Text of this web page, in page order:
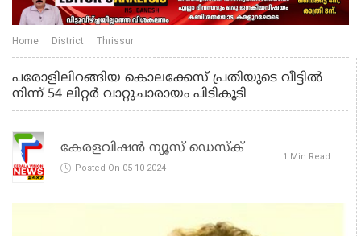
Home District Thrissur
പരോളിലിറങ്ങിയ കൊലക്കേസ് പ്രതിയുടെ വീട്ടിൽ
നിന്ന് 54 ലിറ്റർ വാറ്റുചാരായം പിടികൂടി
കേരളവിഷൻ ന്യൂസ് ഡെസ്‌ക്
Posted On 05-10-2024
1 Min Read